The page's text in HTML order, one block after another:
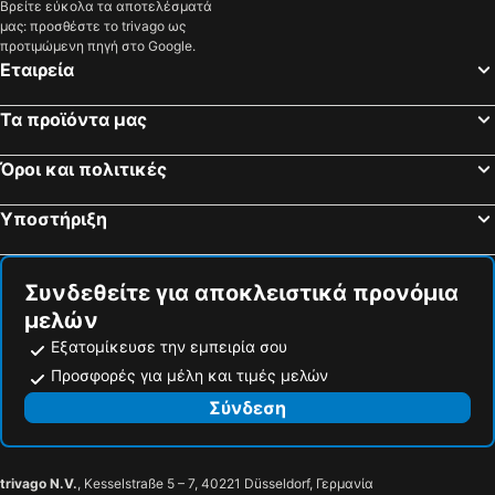
La Villa, hotels with pools
Hintertux, hotels with pools
Arabba, hotels with pools
Natz-Schabs, hotels with pools
Misurina, hotels with pools
Klausen, hotels with pools
Campo di Trens, hotels with pools
Βρείτε εύκολα τα αποτελέσματά
μας: προσθέστε το trivago ως
προτιμώμενη πηγή στο Google.
Εταιρεία
Τα προϊόντα μας
Όροι και πολιτικές
Υποστήριξη
Συνδεθείτε για αποκλειστικά προνόμια
μελών
Εξατομίκευσε την εμπειρία σου
Προσφορές για μέλη και τιμές μελών
Σύνδεση
trivago N.V., Kesselstraße 5 – 7, 40221 Düsseldorf, Γερμανία